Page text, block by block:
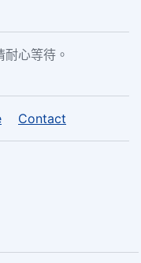
心等待。
Contact